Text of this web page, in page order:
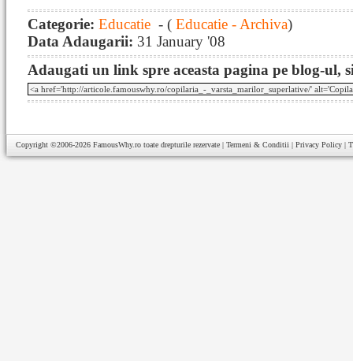
Categorie: Educatie - ( Educatie - Archiva)
Data Adaugarii: 31 January '08
Adaugati un link spre aceasta pagina pe blog-ul,
Copyright ©2006-2026 FamousWhy.ro toate drepturile rezervate | Termeni & Conditii | Privacy Policy |